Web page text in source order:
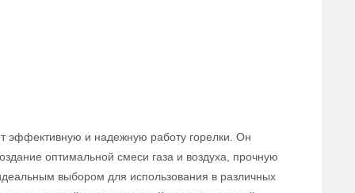
эффективную и надежную работу горелки. Он
оптимальной смеси газа и воздуха, прочную
выбором для использования в различных